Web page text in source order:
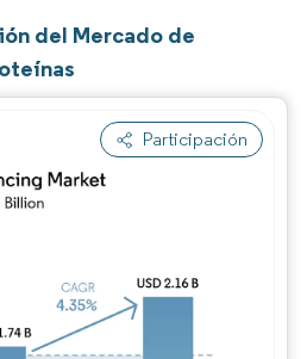
del Mercado de
Participación